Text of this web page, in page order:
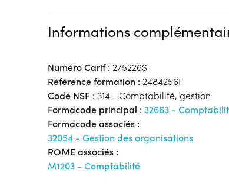
Informations
Numéro Carif : 275226S
Référence formation : 2484256F
Code NSF : 314 - Comptabilité, gestion
Formacode principal : 32663 -
Formacode associés :
32054 - Gestion des organisations
ROME associés :
M1203 - Comptabilité